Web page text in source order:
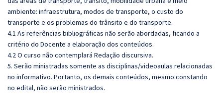
ambiente: infraestrutura, modos de transporte, o custo do
transporte e os problemas do trânsito e do transporte.
4.1 As referências bibliográficas não serão abordadas, ficando a
critério do Docente a elaboração dos conteúdos.
4.2 O curso não contemplará Redação discursiva.
5. Serão ministradas somente as disciplinas/videoaulas relacionadas
no informativo. Portanto, os demais conteúdos, mesmo constando
no edital, não serão ministrados.